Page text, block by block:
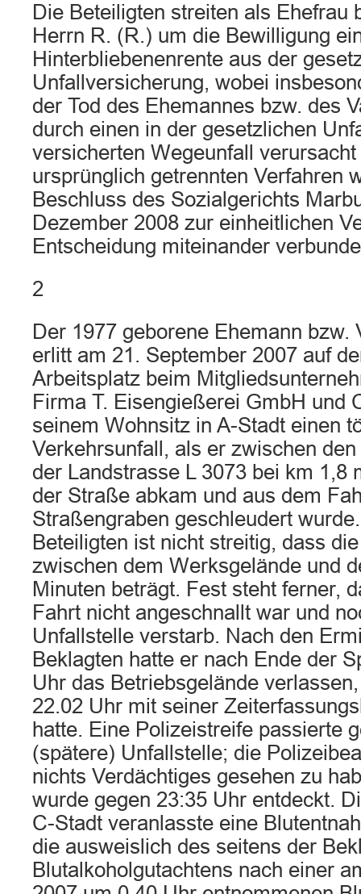
Die Beteiligten streiten als Ehefrau
Herrn R. (R.) um die Bewilligung
Hinterbliebenenrente aus der
Unfallversicherung, wobei
der Tod des Ehemannes bzw. des
durch einen in der gesetzlichen
versicherten Wegeunfall
ursprünglich getrennten Verfahren
Beschluss des Sozialgerichts
Dezember 2008 zur einheitlichen
Entscheidung miteinander
2
Der 1977 geborene Ehemann bzw.
erlitt am 21. September 2007 auf
Arbeitsplatz beim
Firma T. Eisengießerei GmbH und
seinem Wohnsitz in A-Stadt einen
Verkehrsunfall, als er zwischen
der Landstrasse L 3073 bei km 1,8
der Straße abkam und aus dem
Straßengraben geschleudert
Beteiligten ist nicht streitig, dass
zwischen dem Werksgelände und
Minuten beträgt. Fest steht ferner,
Fahrt nicht angeschnallt war und
Unfallstelle verstarb. Nach den
Beklagten hatte er nach Ende der
Uhr das Betriebsgelände
22.02 Uhr mit seiner
hatte. Eine Polizeistreife passierte
(spätere) Unfallstelle; die
nichts Verdächtiges gesehen zu
wurde gegen 23:35 Uhr entdeckt.
C-Stadt veranlasste eine
die ausweislich des seitens der
Blutalkoholgutachtens nach einer